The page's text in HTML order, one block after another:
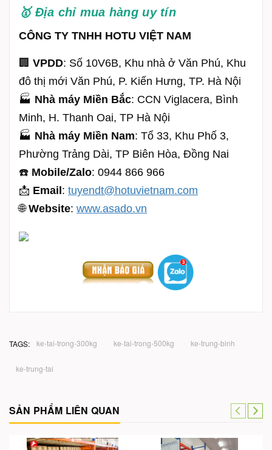
🥇 Địa chỉ mua hàng uy tín
CÔNG TY TNHH HOTU VIỆT NAM
🏢 VPDD: Số 10V6B, Khu nhà ở Văn Phú, Khu
đô thị mới Văn Phú, P. Kiến Hưng, TP. Hà Nội
🏭 Nhà máy Miền Bắc: CCN Viglacera, Bình
Minh, H. Thanh Oai, TP Hà Nội
🏭 Nhà máy Miền Nam: Tổ 33, Khu Phố 3,
Phường Trảng Dài, TP Biên Hòa, Đồng Nai
☎️ Mobile/Zalo: 0944 866 966
📩 Email : tuyendt@hotuvietnam.com
🌐Website: www.asado.vn
TAGS: ke-tai-trong-300kg ke-tai-trong-500kg ke-trung-binh
ke-trung-tai
SẢN PHẨM LIÊN QUAN